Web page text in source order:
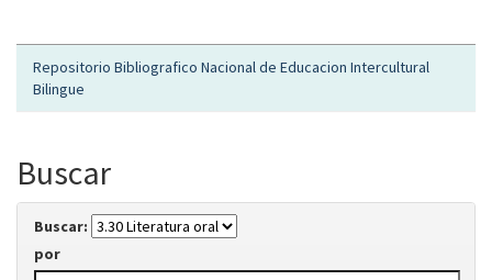
Repositorio Bibliografico Nacional de Educacion Intercultural
Bilingue
Buscar
Buscar:
por